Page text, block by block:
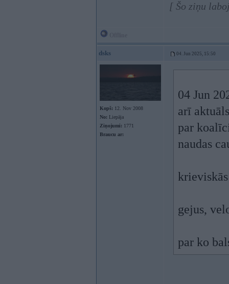
[ Šo ziņu
dsks 04. Jun 2025, 15:50
Kopš: 12. Nov 2008
No: Liepāja
Ziņojumi: 1771
Braucu ar:
04 Jun
arī
par
naudas
gejus,
par ko